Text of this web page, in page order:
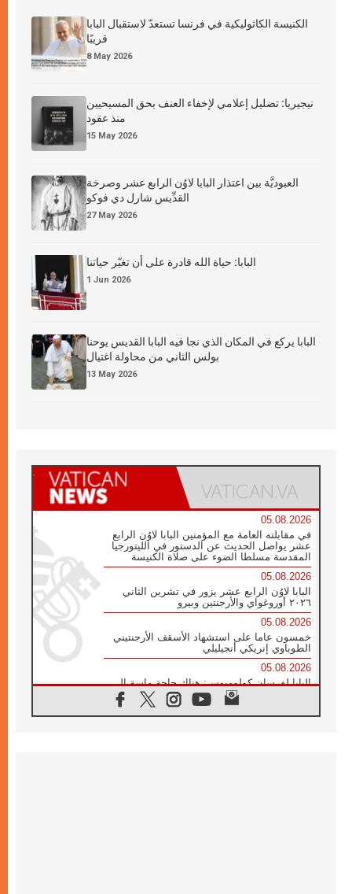
الكنيسة الكاثوليكية في فرنسا تستعدّ لاستقبال البابا
قريبًا
8 May 2026
نيجيريا: تضليل إعلامي لإخفاء العنف بحق المسيحيين
منذ عقود
15 May 2026
العبوديَّة بين اعتذار البابا لاوُن الرابع عشر وصرخة
القدِّيس شارل دي فوكو
27 May 2026
البابا: حياة الله قادرة على أن تغيّر حياتنا
1 Jun 2026
البابا يركع في المكان الذي نجا فيه البابا القديس يوحنا
بولس الثاني من محاولة اغتيال
13 May 2026
05.08.2026
في مقابلته العامة مع المؤمنين البابا لاوُن الرابع
عشر يواصل الحديث عن الدستور في الليتورجيا
المقدسة مسلطا الضوء على صلاة الكنيسة
05.08.2026
البابا لاوُن الرابع عشر يزور في تشرين الثاني
٢٠٢٦ أوروغواي والأرجنتين وبيرو
05.08.2026
خمسون عاما على استشهاد الأسقف الأرجنتيني
الطوباوي إنريكي أنجيليلي
05.08.2026
البابا لفرسان كولومبوس: هناك حاجة ماسة إلى
أنبياء تناغم يسعون إلى بناء الجسور
04.08.2026